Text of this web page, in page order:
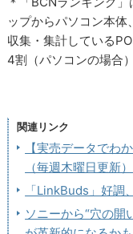
ップからパソコン本
収集・集計している
4割（パソコンの場合
関連リンク
【実売データでわ
（毎週木曜日更新）
「LinkBuds」好調
ソニーから“穴の